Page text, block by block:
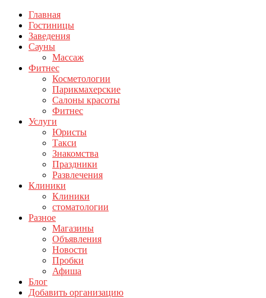
Главная
Гостиницы
Заведения
Сауны
Массаж
Фитнес
Косметологии
Парикмахерские
Салоны красоты
Фитнес
Услуги
Юристы
Такси
Знакомства
Праздники
Развлечения
Клиники
Клиники
стоматологии
Разное
Магазины
Объявления
Новости
Пробки
Афиша
Блог
Добавить организацию